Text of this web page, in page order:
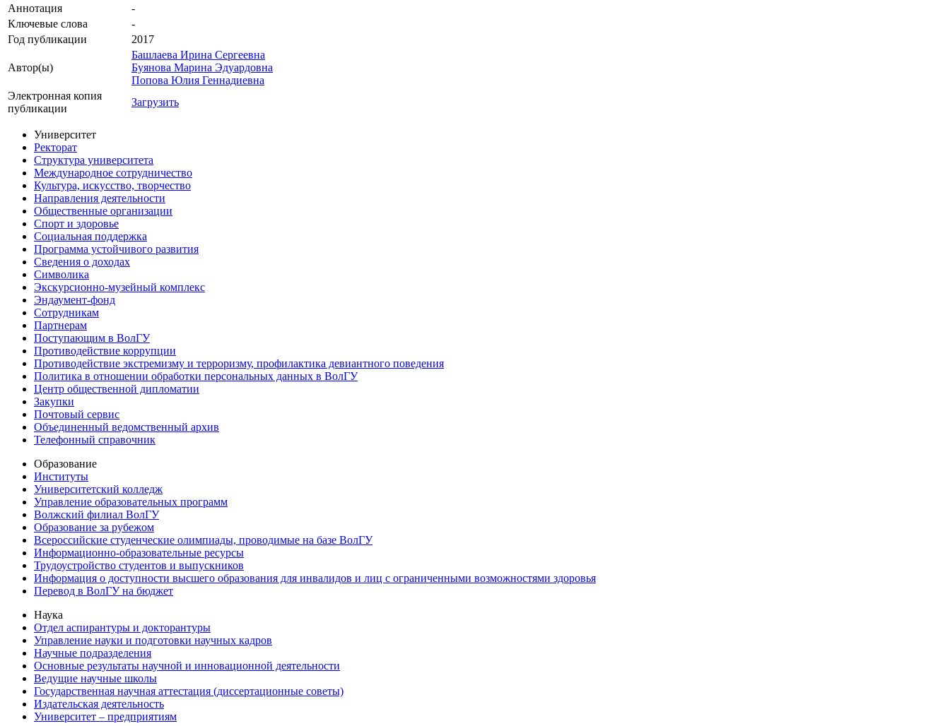
Аннотация
-
Ключевые cлова
-
Год публикации
2017
Автор(ы)
Башлаева Ирина Сергеевна
Буянова Марина Эдуардовна
Попова Юлия Геннадиевна
Электронная копия
публикации
Загрузить
Университет
Ректорат
Структура университета
Международное сотрудничество
Культура, искусство, творчество
Направления деятельности
Общественные организации
Спорт и здоровье
Социальная поддержка
Программа устойчивого развития
Сведения о доходах
Символика
Экскурсионно-музейный комплекс
Эндаумент-фонд
Сотрудникам
Партнерам
Поступающим в ВолГУ
Противодействие коррупции
Противодействие экстремизму и терроризму, профилактика девиантного поведения
Политика в отношении обработки персональных данных в ВолГУ
Центр общественной дипломатии
Закупки
Почтовый сервис
Объединенный ведомственный архив
Телефонный справочник
Образование
Институты
Университетский колледж
Управление образовательных программ
Волжский филиал ВолГУ
Образование за рубежом
Всероссийские студенческие олимпиады, проводимые на базе ВолГУ
Информационно-образовательные ресурсы
Трудоустройство студентов и выпускников
Информация о доступности высшего образования для инвалидов и лиц с ограниченными возможностями здоровья
Перевод в ВолГУ на бюджет
Наука
Отдел аспирантуры и докторантуры
Управление науки и подготовки научных кадров
Научные подразделения
Основные результаты научной и инновационной деятельности
Ведущие научные школы
Государственная научная аттестация (диссертационные советы)
Издательская деятельность
Университет – предприятиям